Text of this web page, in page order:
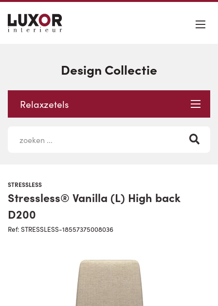
Design Collectie
Relaxzetels
STRESSLESS
Stressless® Vanilla (L) High back
D200
Ref: STRESSLESS-18557375008036